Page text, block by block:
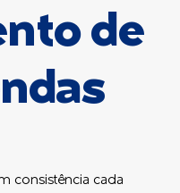
de
consistência cada